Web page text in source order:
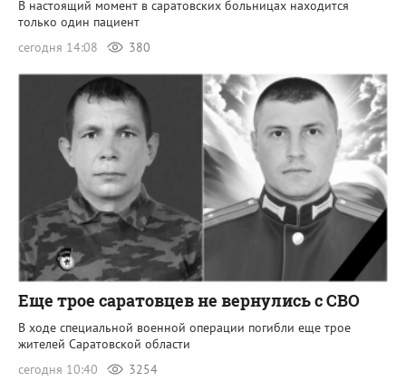
В настоящий момент в саратовских больницах находится
только один пациент
сегодня 14:08
380
Еще трое саратовцев не вернулись с СВО
В ходе специальной военной операции погибли еще трое
жителей Саратовской области
сегодня 10:40
3254